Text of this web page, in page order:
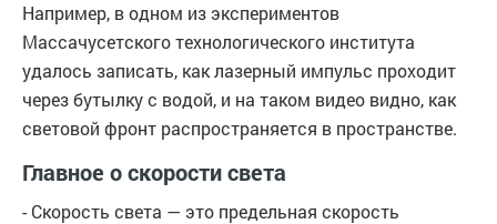
Например, в одном из экспериментов
Массачусетского технологического института
удалось записать, как лазерный импульс проходит
через бутылку с водой, и на таком видео видно, как
световой фронт распространяется в пространстве.
Главное о скорости света
- Скорость света — это предельная скорость